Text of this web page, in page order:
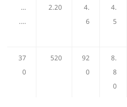
4.
5
4.
6
2.20
…
….
8.
8
0
92
0
520
37
0